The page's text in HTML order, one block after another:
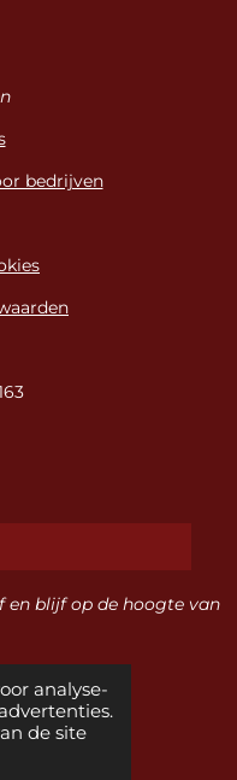
analyse-
de site
bedrijven
en blijf op de hoogte van